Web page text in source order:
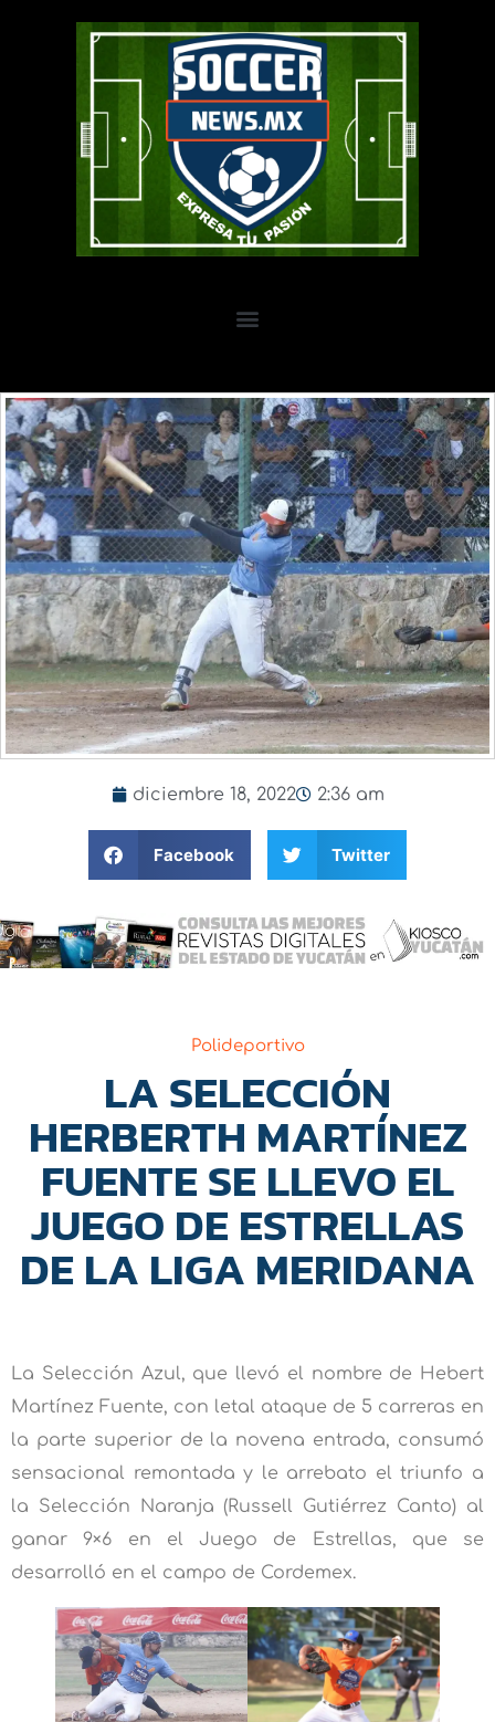
diciembre 18, 2022 2:36 am
Facebook Twitter
Polideportivo
LA SELECCIÓN
HERBERTH MARTÍNEZ
FUENTE SE LLEVO EL
JUEGO DE ESTRELLAS
DE LA LIGA MERIDANA
La Selección Azul, que llevó el nombre de Hebert
Martínez Fuente, con letal ataque de 5 carreras en
la parte superior de la novena entrada, consumó
sensacional remontada y le arrebato el triunfo a
la Selección Naranja (Russell Gutiérrez Canto) al
ganar 9×6 en el Juego de Estrellas, que se
desarrolló en el campo de Cordemex.